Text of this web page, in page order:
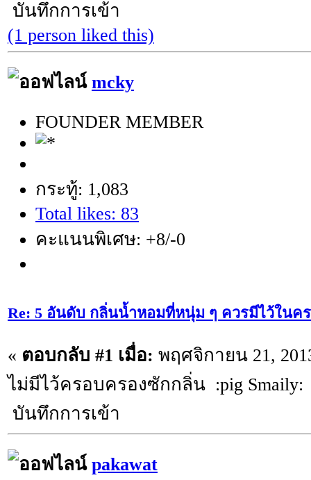
บันทึกการเข้า
(1 person liked this)
mcky
FOUNDER MEMBER
กระทู้: 1,083
Total likes: 83
คะแนนพิเศษ: +8/-0
Re: 5 อันดับ กลิ่นน้ำหอมที่หนุ่ม ๆ ควรมีไว้ในค
« ตอบกลับ #1 เมื่อ: พฤศจิกายน 21,
ไม่มีไว้ครอบครองซักกลิ่น :pig Smaily:
บันทึกการเข้า
pakawat